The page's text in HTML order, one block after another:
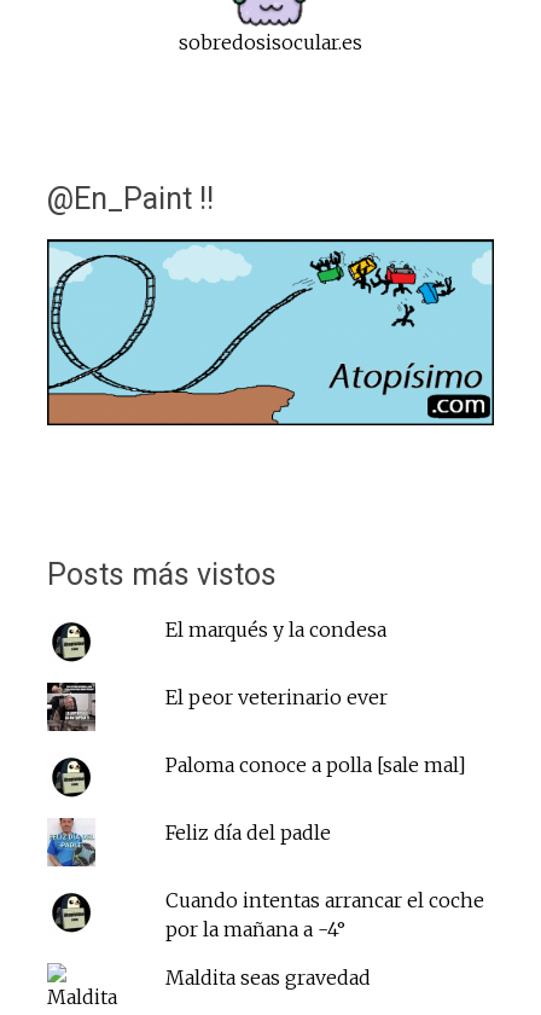
sobredosisocular.es
@En_Paint !!
Posts más vistos
El marqués y la condesa
El peor veterinario ever
Paloma conoce a polla [sale mal]
Feliz día del padle
Cuando intentas arrancar el coche
por la mañana a -4°
Maldita seas gravedad